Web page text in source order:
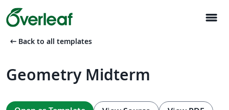
menu
arrow_left_alt Back to all templates
Geometry Midterm